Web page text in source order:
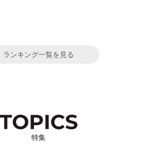
ランキング一覧を見る
特集